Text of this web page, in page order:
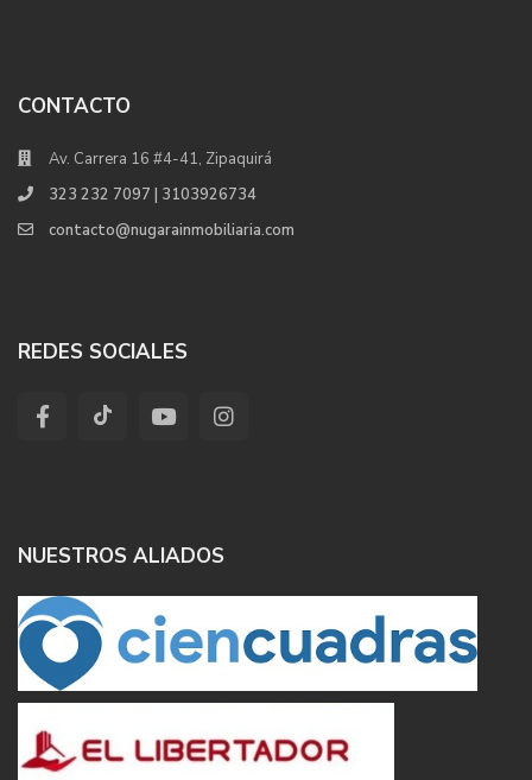
CONTACTO
Av. Carrera 16 #4-41, Zipaquirá
323 232 7097 | 3103926734
contacto@nugarainmobiliaria.com
REDES SOCIALES
NUESTROS ALIADOS